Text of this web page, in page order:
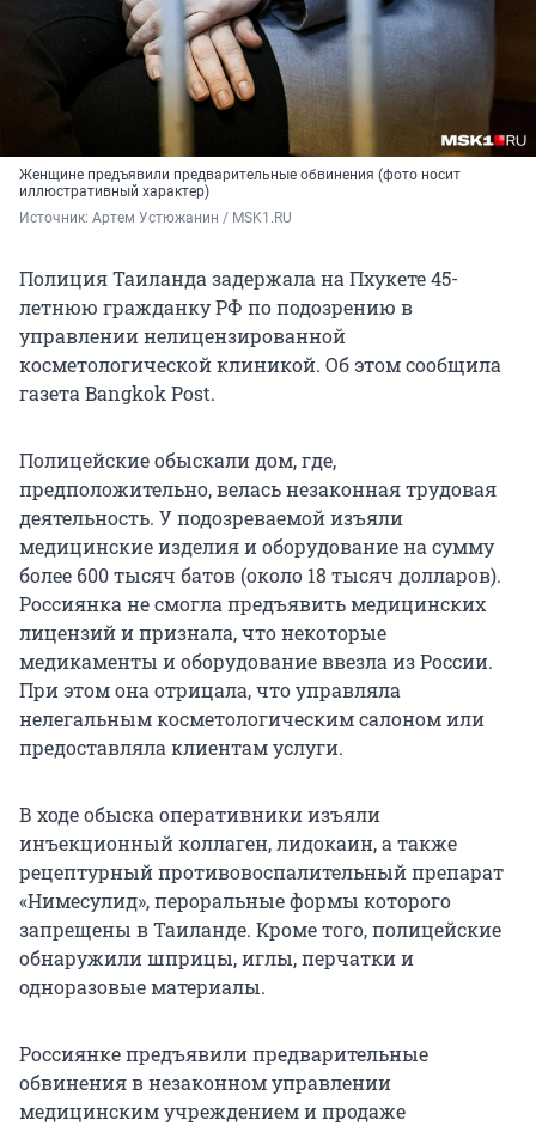
Женщине предъявили предварительные обвинения (фото носит
иллюстративный характер)
Источник: Артем Устюжанин / MSK1.RU
Полиция Таиланда задержала на Пхукете 45-
летнюю гражданку РФ по подозрению в
управлении нелицензированной
косметологической клиникой. Об этом сообщила
газета Bangkok Post.
Полицейские обыскали дом, где,
предположительно, велась незаконная трудовая
деятельность. У подозреваемой изъяли
медицинские изделия и оборудование на сумму
более 600 тысяч батов (около 18 тысяч долларов).
Россиянка не смогла предъявить медицинских
лицензий и признала, что некоторые
медикаменты и оборудование ввезла из России.
При этом она отрицала, что управляла
нелегальным косметологическим салоном или
предоставляла клиентам услуги.
В ходе обыска оперативники изъяли
инъекционный коллаген, лидокаин, а также
рецептурный противовоспалительный препарат
«Нимесулид», пероральные формы которого
запрещены в Таиланде. Кроме того, полицейские
обнаружили шприцы, иглы, перчатки и
одноразовые материалы.
Россиянке предъявили предварительные
обвинения в незаконном управлении
медицинским учреждением и продаже